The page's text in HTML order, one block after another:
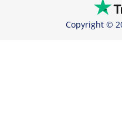
Copyright ©